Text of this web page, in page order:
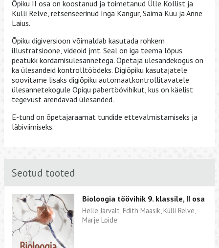
Õpiku II osa on koostanud ja toimetanud Ülle Kollist ja
Külli Relve, retsenseerinud Inga Kangur, Saima Kuu ja Anne
Laius.
Õpiku digiversioon võimaldab kasutada rohkem
illustratsioone, videoid jmt. Seal on iga teema lõpus
peatükk kordamisülesannetega. Õpetaja ülesandekogus on
ka ülesandeid kontrolltöödeks. Digiõpiku kasutajatele
soovitame lisaks digiõpiku automaatkontrollitavatele
ülesannetekogule Opiqu pabertöövihikut, kus on käelist
tegevust arendavad ülesanded.
E-tund on õpetajaraamat tundide ettevalmistamiseks ja
läbiviimiseks.
Seotud tooted
Bioloogia töövihik 9. klassile, II osa
Helle Järvalt, Edith Maasik, Külli Relve,
Marje Loide